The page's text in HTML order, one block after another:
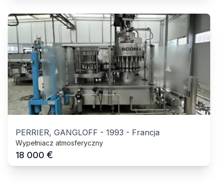
PERRIER, GANGLOFF - 1993 - Francja
Wypełniacz atmosferyczny
18 000 €